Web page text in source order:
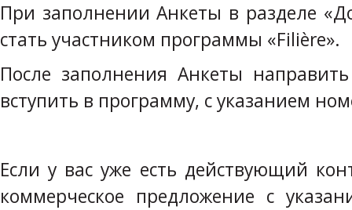
При заполнении Анкеты в разделе
стать участником программы «Filière».
После заполнения Анкеты
вступить в программу, с указанием
Если у вас уже есть действующий
коммерческое предложение с